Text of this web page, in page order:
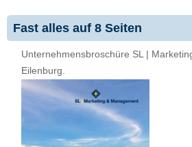
Fast alles auf 8 Seiten
Unternehmensbroschüre SL |
Eilenburg.